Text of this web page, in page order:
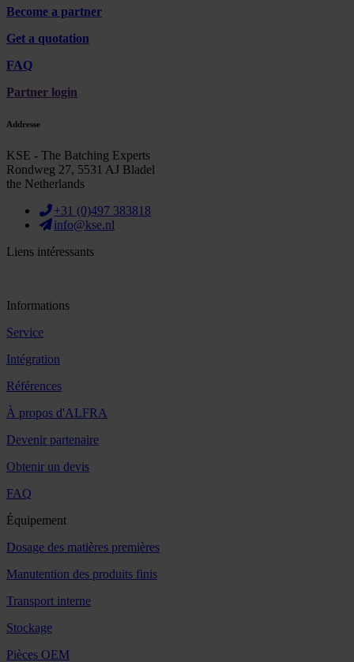
Become a partner
Get a quotation
FAQ
Partner login
Addresse
KSE - The Batching Experts
Rondweg 27, 5531 AJ Bladel
the Netherlands
+31 (0)497 383818
info@kse.nl
Liens intéressants
Informations
Service
Intégration
Références
À propos d'ALFRA
Devenir partenaire
Obtenir un devis
FAQ
Équipement
Dosage des matières premières
Manutention des produits finis
Transport interne
Stockage
Pièces OEM